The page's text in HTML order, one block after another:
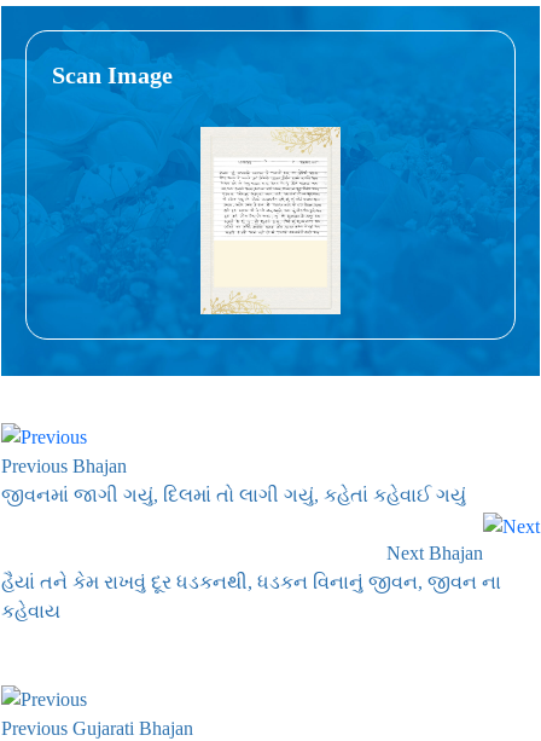
Scan Image
Previous Bhajan
જીવનમાં જાગી ગયું, દિલમાં તો લાગી ગયું, કહેતાં કહેવાઈ ગયું
Next Bhajan
હૈયાં તને કેમ રાખવું દૂર ધડકનથી, ધડકન વિનાનું જીવન, જીવન ના
કહેવાય
Previous Gujarati Bhajan